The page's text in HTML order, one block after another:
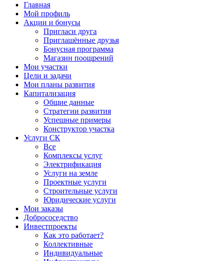
Главная
Мой профиль
Акции и бонусы
Пригласи друга
Приглашённые друзья
Бонусная программа
Магазин поощрений
Мои участки
Цели и задачи
Мои планы развития
Капитализация
Общие данные
Стратегии развития
Успешные примеры
Конструктор участка
Услуги СК
Все
Комплексы услуг
Электрификация
Услуги на земле
Проектные услуги
Строительные услуги
Юридические услуги
Мои заказы
Добрососедство
Инвестпроекты
Как это работает?
Коллективные
Индивидуальные